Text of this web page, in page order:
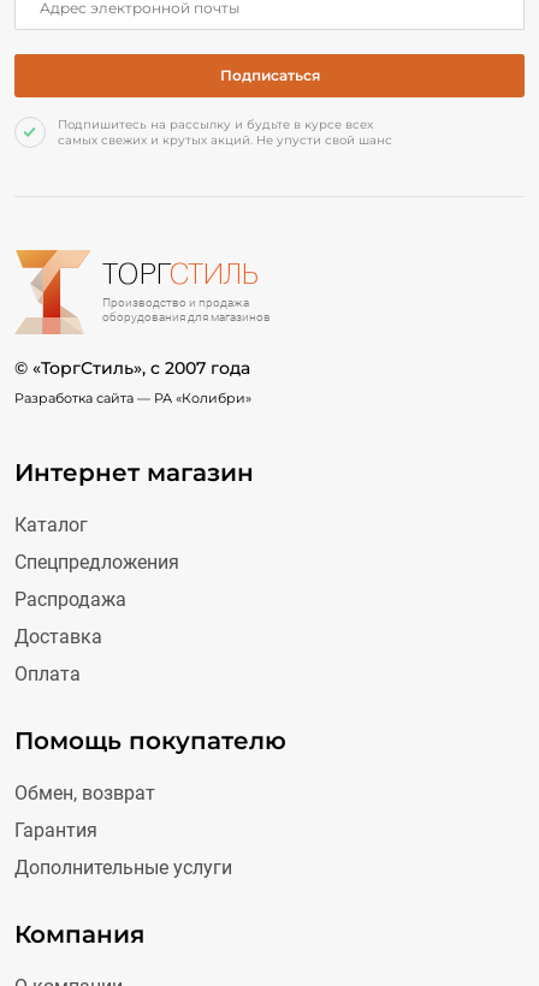
Подпишитесь на рассылку и будьте в курсе всех
самых свежих и крутых акций. Не упусти свой шанс
ТОРГСТИЛЬ
Производство и продажа
оборудования для магазинов
© «ТоргСтиль», c 2007 года
Разработка сайта — РА «Колибри»
Интернет магазин
Каталог
Спецпредложения
Распродажа
Доставка
Оплата
Помощь покупателю
Обмен, возврат
Гарантия
Дополнительные услуги
Компания